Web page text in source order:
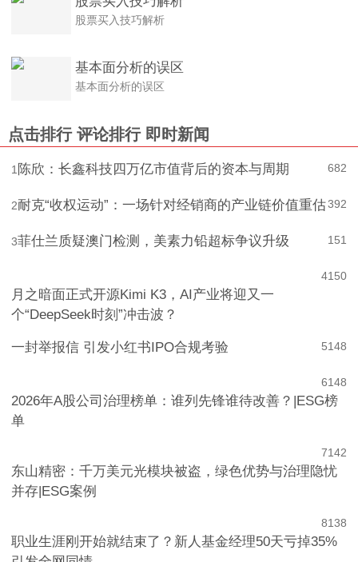
股票买入技巧解析
股票买入技巧解析
基本面分析的误区
基本面分析的误区
点击排行 评论排行 即时新闻
682
1陈欣：长鑫科技四万亿市值背后的资本与周期
392
2耐克“收权运动”：一场针对经销商的产业链价值重估
151
3菲仕兰质疑澳门检测，美素力铅超标争议升级
150
4
月之暗面正式开源Kimi K3，AI产业将迎又一
个“DeepSeek时刻”冲击波？
148
5
一封举报信 引发小红书IPO合规考验
148
6
2026年A股公司治理榜单：谁列先锋谁待改善？|ESG榜
单
142
7
东山精密：千万美元光模块被盗，绿色优势与治理隐忧
并存|ESG案例
138
8
职业生涯刚开始就结束了？新人基金经理50天亏掉35%